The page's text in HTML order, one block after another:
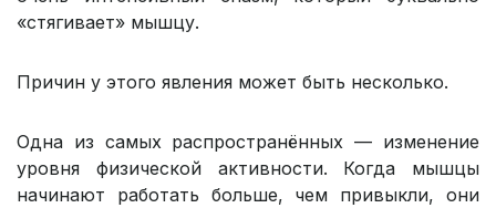
«стягивает» мышцу.
Причин у этого явления может быть несколько.
Одна из самых распространённых — изменение
уровня физической активности. Когда мышцы
начинают работать больше, чем привыкли, они